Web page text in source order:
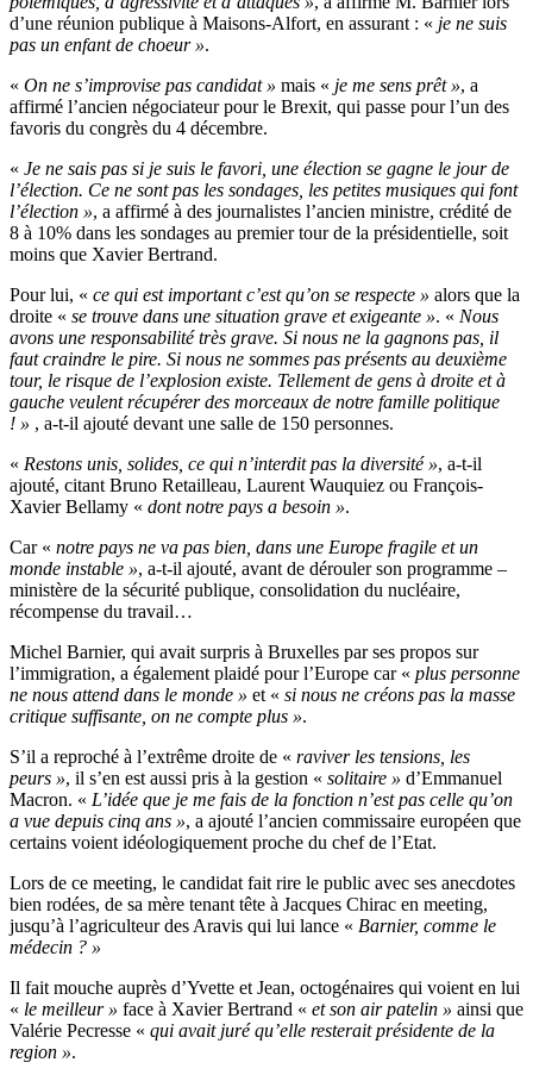
d’une réunion publique à Maisons-Alfort, en assurant : « je ne suis
pas un enfant de choeur ».
« On ne s’improvise pas candidat » mais « je me sens prêt », a
affirmé l’ancien négociateur pour le Brexit, qui passe pour l’un des
favoris du congrès du 4 décembre.
« Je ne sais pas si je suis le favori, une élection se gagne le jour de
l’élection. Ce ne sont pas les sondages, les petites musiques qui font
l’élection », a affirmé à des journalistes l’ancien ministre, crédité de
8 à 10% dans les sondages au premier tour de la présidentielle, soit
moins que Xavier Bertrand.
Pour lui, « ce qui est important c’est qu’on se respecte » alors que la
droite « se trouve dans une situation grave et exigeante ». « Nous
avons une responsabilité très grave. Si nous ne la gagnons pas, il
faut craindre le pire. Si nous ne sommes pas présents au deuxième
tour, le risque de l’explosion existe. Tellement de gens à droite et à
gauche veulent récupérer des morceaux de notre famille politique
! » , a-t-il ajouté devant une salle de 150 personnes.
« Restons unis, solides, ce qui n’interdit pas la diversité », a-t-il
ajouté, citant Bruno Retailleau, Laurent Wauquiez ou François-
Xavier Bellamy « dont notre pays a besoin ».
Car « notre pays ne va pas bien, dans une Europe fragile et un
monde instable », a-t-il ajouté, avant de dérouler son programme –
ministère de la sécurité publique, consolidation du nucléaire,
récompense du travail…
Michel Barnier, qui avait surpris à Bruxelles par ses propos sur
l’immigration, a également plaidé pour l’Europe car « plus personne
ne nous attend dans le monde » et « si nous ne créons pas la masse
critique suffisante, on ne compte plus ».
S’il a reproché à l’extrême droite de « raviver les tensions, les
peurs », il s’en est aussi pris à la gestion « solitaire » d’Emmanuel
Macron. « L’idée que je me fais de la fonction n’est pas celle qu’on
a vue depuis cinq ans », a ajouté l’ancien commissaire européen que
certains voient idéologiquement proche du chef de l’Etat.
Lors de ce meeting, le candidat fait rire le public avec ses anecdotes
bien rodées, de sa mère tenant tête à Jacques Chirac en meeting,
jusqu’à l’agriculteur des Aravis qui lui lance « Barnier, comme le
médecin ? »
Il fait mouche auprès d’Yvette et Jean, octogénaires qui voient en lui
« le meilleur » face à Xavier Bertrand « et son air patelin » ainsi que
Valérie Pecresse « qui avait juré qu’elle resterait présidente de la
region ».